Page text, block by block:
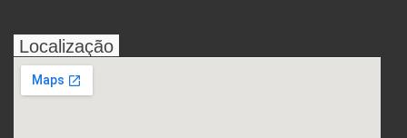
Localização